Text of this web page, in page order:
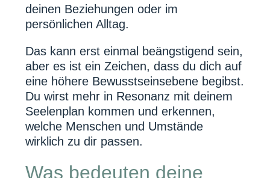
deinen Beziehungen oder im
persönlichen Alltag.
Das kann erst einmal beängstigend sein,
aber es ist ein Zeichen, dass du dich auf
eine höhere Bewusstseinsebene begibst.
Du wirst mehr in Resonanz mit deinem
Seelenplan kommen und erkennen,
welche Menschen und Umstände
wirklich zu dir passen.
Was bedeuten deine